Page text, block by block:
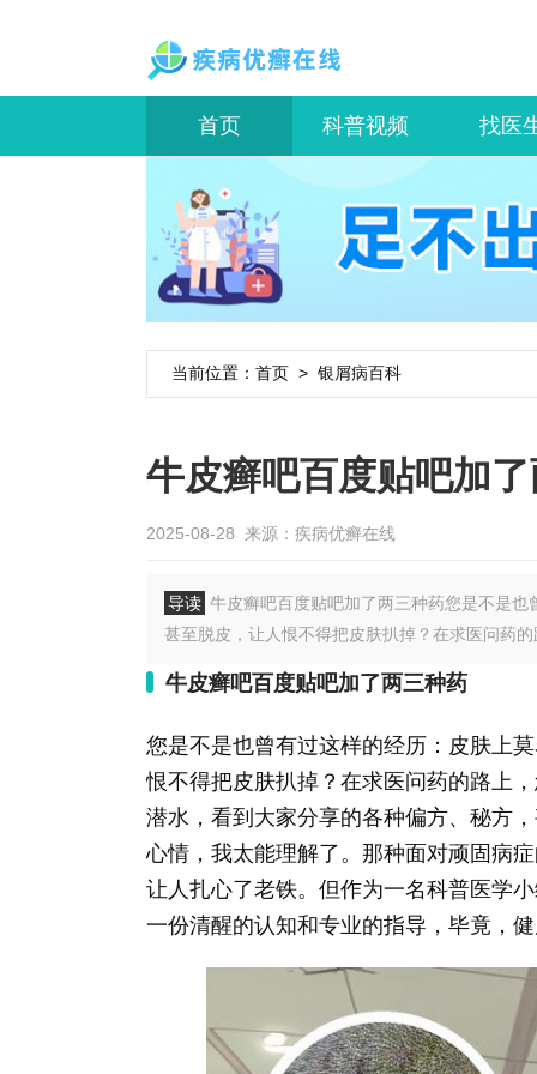
首页 科普视频 找医
当前位置： 首页 > 银屑病百科
牛皮癣吧百度贴吧加
2025-08-28 来源： 疾病优癣在线
导读 牛皮癣吧百度贴吧加了两三种药您是不是
甚至脱皮，让人恨不得把皮肤扒掉？在求医问药
牛皮癣吧百度贴吧加了两三种药
您是不是也曾有过这样的经历：皮肤上
恨不得把皮肤扒掉？在求医问药的路上
潜水，看到大家分享的各种偏方、秘方
心情，我太能理解了。那种面对顽固病
让人扎心了老铁。但作为一名科普医学
一份清醒的认知和专业的指导，毕竟，